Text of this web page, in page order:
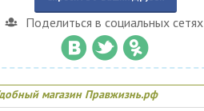
Поделиться в социальных сетях
магазин Правжизнь.рф